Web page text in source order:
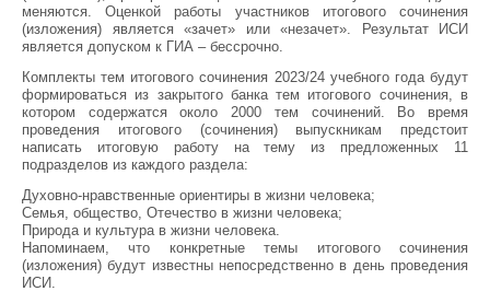
меняются. Оценкой работы участников итогового сочинения
(изложения) является «зачет» или «незачет». Результат ИСИ
является допуском к ГИА – бессрочно.
Комплекты тем итогового сочинения 2023/24 учебного года будут
формироваться из закрытого банка тем итогового сочинения, в
котором содержатся около 2000 тем сочинений. Во время
проведения итогового (сочинения) выпускникам предстоит
написать итоговую работу на тему из предложенных 11
подразделов из каждого раздела:
Духовно-нравственные ориентиры в жизни человека;
Семья, общество, Отечество в жизни человека;
Природа и культура в жизни человека.
Напоминаем, что конкретные темы итогового сочинения
(изложения) будут известны непосредственно в день проведения
ИСИ.